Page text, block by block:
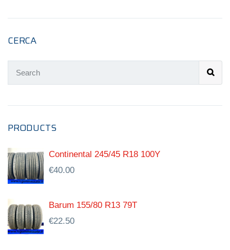
CERCA
PRODUCTS
Continental 245/45 R18 100Y
€40.00
Barum 155/80 R13 79T
€22.50